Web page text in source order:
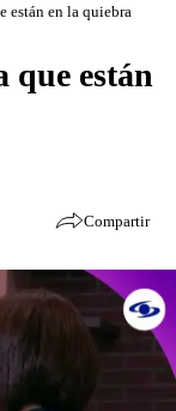
están en la quiebra
que están
Compartir